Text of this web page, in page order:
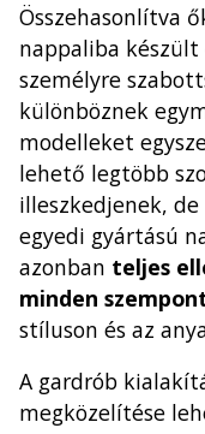
Összehasonlítva
nappaliba készült
személyre
különböznek
modelleket
lehető legtöbb
illeszkedjenek,
egyedi gyártású
azonban teljes
minden
stíluson és az
A gardrób
megközelítése